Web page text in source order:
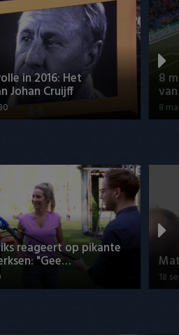
in 2016: Het
Johan Cruijff
8
8
reageert op pikante
"Gee…
18